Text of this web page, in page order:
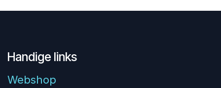
Handige links
Webshop